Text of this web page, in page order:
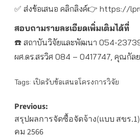
✅ ส่งข้อเสนอ คลิกลิงค์👉 https://
สอบถามรายละเอียดเพิ่มเติมได้ที่
☎️ สถาบันวิจัยและพัฒนา 054-
ผศ.ดร.สรวิศ 084 – 0417747, คุณกัล
Tags: เปิดรับข้อเสนอโครงการวิจัย
Post
navigation
Previous:
สรุปผลการจัดซื้อจัดจ้าง(แบบ สขร
คม 2566